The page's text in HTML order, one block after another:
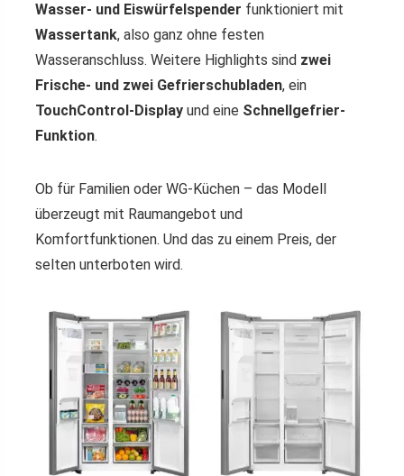
Wasser- und Eiswürfelspender funktioniert mit
Wassertank, also ganz ohne festen
Wasseranschluss. Weitere Highlights sind zwei
Frische- und zwei Gefrierschubladen, ein
TouchControl-Display und eine Schnellgefrier-
Funktion.
Ob für Familien oder WG-Küchen – das Modell
überzeugt mit Raumangebot und
Komfortfunktionen. Und das zu einem Preis, der
selten unterboten wird.